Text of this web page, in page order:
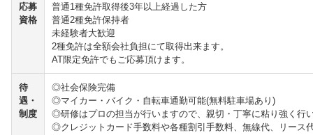
応募
資格
普通1種免許取得後3年以上経過した方
普通2種免許保持者
未経験者大歓迎
2種免許は全額会社負担にて取得出来ます。
AT限定免許でもご応募頂けます。
待
遇・
制度
◎社会保険完備
◎マイカー・バイク・自転車通勤可能(無料駐車場あり)
◎研修はプロの担当が行いますので、親切・丁寧に粘り強く行
◎クレジットカード手数料や各種割引手数料、無線代、リース